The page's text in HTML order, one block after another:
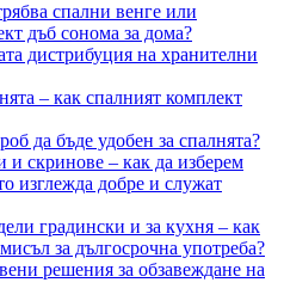
спални венге или
дъб сонома за дома?
дистрибуция на хранителни
– как спалният комплект
да бъде удобен за спалнята?
скринове – как да изберем
изглежда добре и служат
градински и за кухня – как
за дългосрочна употреба?
решения за обзавеждане на